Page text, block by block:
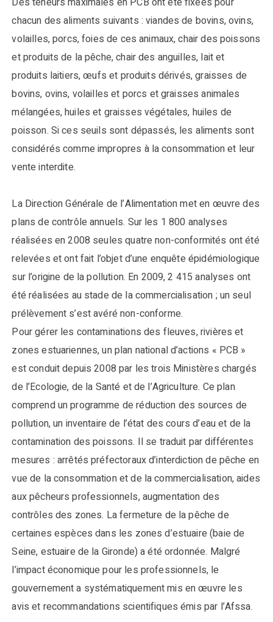
chacun des aliments suivants : viandes de bovins, ovins,
volailles, porcs, foies de ces animaux, chair des poissons
et produits de la pêche, chair des anguilles, lait et
produits laitiers, œufs et produits dérivés, graisses de
bovins, ovins, volailles et porcs et graisses animales
mélangées, huiles et graisses végétales, huiles de
poisson. Si ces seuils sont dépassés, les aliments sont
considérés comme impropres à la consommation et leur
vente interdite.
La Direction Générale de l’Alimentation met en œuvre des
plans de contrôle annuels. Sur les 1 800 analyses
réalisées en 2008 seules quatre non-conformités ont été
relevées et ont fait l’objet d’une enquête épidémiologique
sur l’origine de la pollution. En 2009, 2 415 analyses ont
été réalisées au stade de la commercialisation ; un seul
prélèvement s’est avéré non-conforme.
Pour gérer les contaminations des fleuves, rivières et
zones estuariennes, un plan national d’actions « PCB »
est conduit depuis 2008 par les trois Ministères chargés
de l’Ecologie, de la Santé et de l’Agriculture. Ce plan
comprend un programme de réduction des sources de
pollution, un inventaire de l’état des cours d’eau et de la
contamination des poissons. Il se traduit par différentes
mesures : arrêtés préfectoraux d’interdiction de pêche en
vue de la consommation et de la commercialisation, aides
aux pêcheurs professionnels, augmentation des
contrôles des zones. La fermeture de la pêche de
certaines espèces dans les zones d’estuaire (baie de
Seine, estuaire de la Gironde) a été ordonnée. Malgré
l’impact économique pour les professionnels, le
gouvernement a systématiquement mis en œuvre les
avis et recommandations scientifiques émis par l’Afssa.